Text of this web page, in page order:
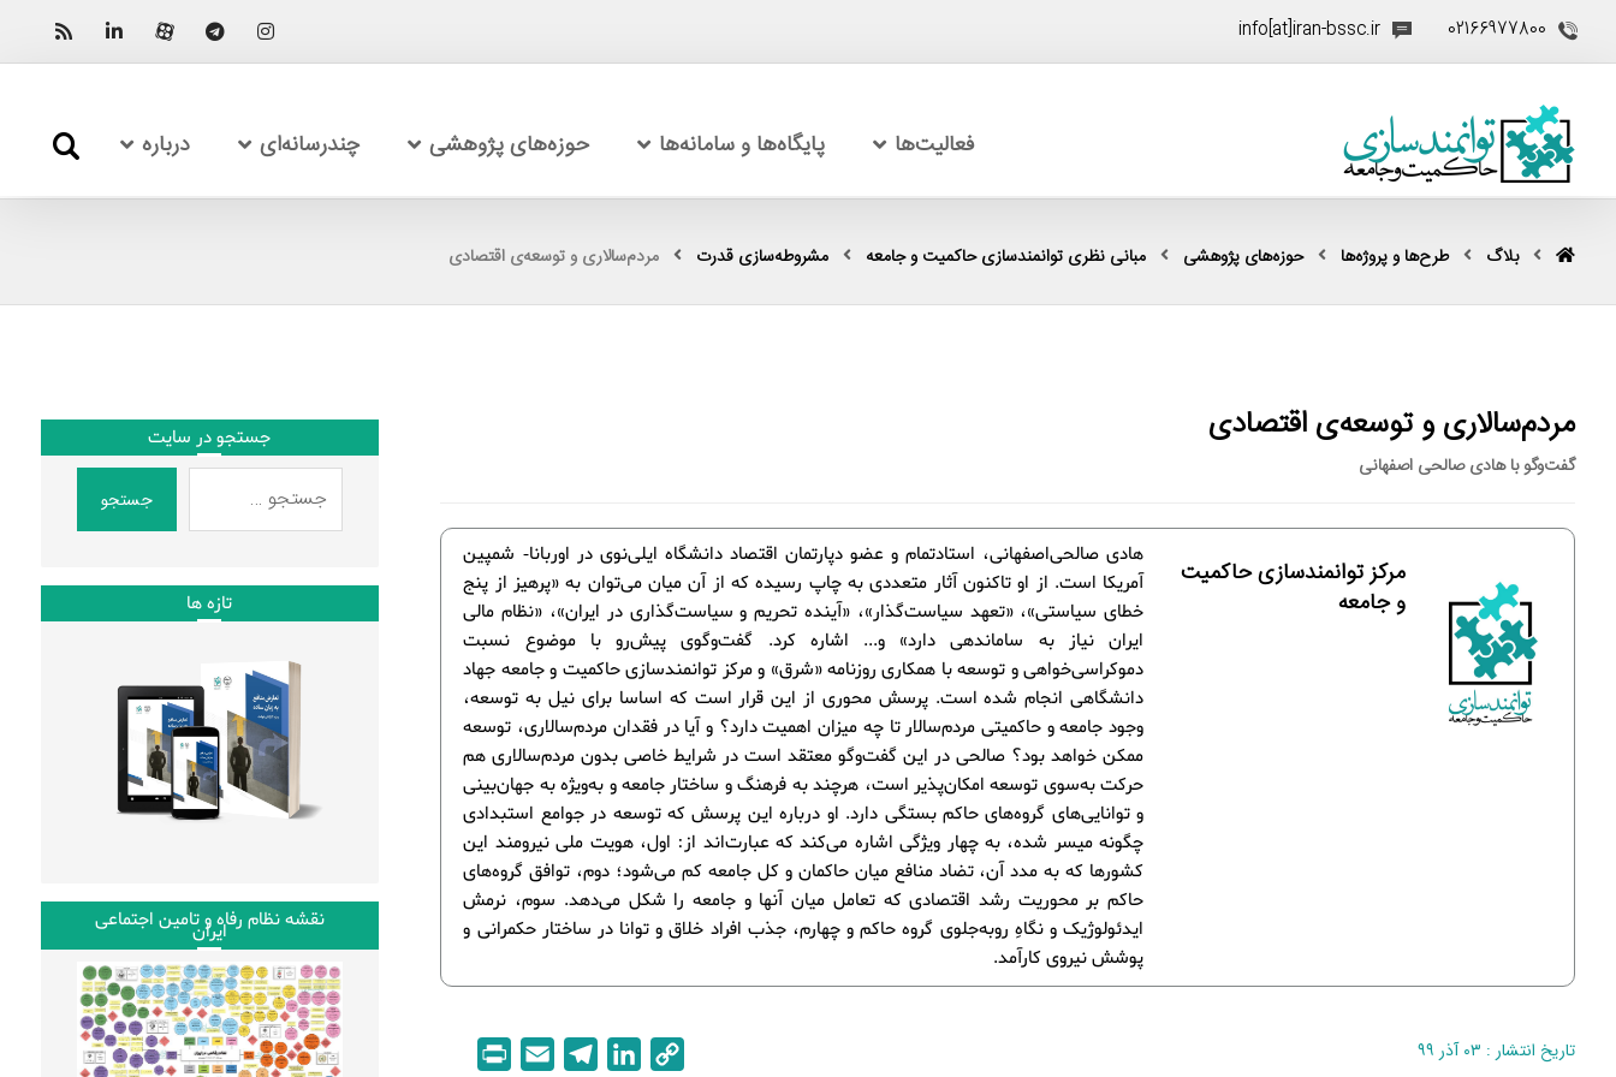
02166977800
info[at]iran-bssc.ir
فعالیت‌ها پایگاه‌ها و سامانه‌ها حوزه‌های پژوهشی چندرسانه‌ای درباره
بلاگ طرح‌ها و پروژه‌ها حوزه‌های پژوهشی مبانی نظری توانمندسازی حاکمیت و جامعه مشروطه‌سازی قدرت مردم‌سالاری و توسعه‌ی اقتصادی
مردم‌سالاری و توسعه‌ی اقتصادی
گفت‌وگو با هادی صالحی اصفهانی
هادی صالحی‌اصفهانی، استادتمام و عضو دپارتمان اقتصاد دانشگاه ایلی‌نوی در اوربانا- شمپین
آمریکا است. از او تاکنون آثار متعددی به چاپ رسیده که از آن میان می‌توان به «پرهیز از پنج
خطای سیاستی»، «تعهد سیاست‌گذار»، «آینده تحریم و سیاست‌گذاری در ایران»، «نظام مالی
ایران نیاز به ساماندهی دارد» و... اشاره کرد. گفت‌وگوی پیش‌رو با موضوع نسبت
دموکراسی‌خواهی و توسعه با همکاری روزنامه «شرق» و مرکز توانمندسازی حاکمیت و جامعه جهاد
دانشگاهی انجام شده است. پرسش محوری از این قرار است که اساسا برای نیل به توسعه،
وجود جامعه و حاکمیتی مردم‌سالار تا چه میزان اهمیت دارد؟ و آیا در فقدان مردم‌سالاری، توسعه
ممکن خواهد بود؟ صالحی در این گفت‌وگو معتقد است در شرایط خاصی بدون مردم‌سالاری هم
حرکت به‌سوی توسعه امکان‌پذیر است، هرچند به فرهنگ و ساختار جامعه و به‌ویژه به جهان‌بینی
و توانایی‌های گروه‌های حاکم بستگی دارد. او درباره این پرسش که توسعه در جوامع استبدادی
چگونه میسر شده، به چهار ویژگی اشاره می‌کند که عبارت‌اند از: اول، هویت ملی نیرومند این
کشورها که به مدد آن، تضاد منافع میان حاکمان و کل جامعه کم می‌شود؛ دوم، توافق گروه‌های
حاکم بر محوریت رشد اقتصادی که تعامل میان آنها و جامعه را شکل می‌دهد. سوم، نرمش
ایدئولوژیک و نگاهِ روبه‌جلوی گروه حاکم و چهارم، جذب افراد خلاق و توانا در ساختار حکمرانی و
پوشش نیروی کارآمد.
مرکز توانمندسازی حاکمیت
و جامعه
تاریخ انتشار : ۰۳ آذر ۹۹
جستجو در سایت
جستجو
تازه ها
نقشه نظام رفاه و تامین اجتماعی
ایران